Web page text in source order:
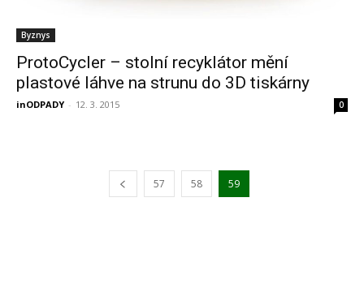
Byznys
ProtoCycler – stolní recyklátor mění
plastové láhve na strunu do 3D tiskárny
inODPADY - 12. 3. 2015 0
57 58 59